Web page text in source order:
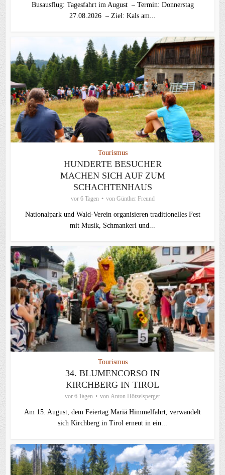
Busausflug: Tagesfahrt im August – Termin: Donnerstag
27.08.2026 – Ziel: Kals am...
Tourismus
HUNDERTE BESUCHER
MACHEN SICH AUF ZUM
SCHACHTENHAUS
vor 6 Tagen von Günther Freund
Nationalpark und Wald-Verein organisieren traditionelles Fest
mit Musik, Schmankerl und...
Tourismus
34. BLUMENCORSO IN
KIRCHBERG IN TIROL
vor 6 Tagen von Anton Hötzelsperger
Am 15. August, dem Feiertag Mariä Himmelfahrt, verwandelt
sich Kirchberg in Tirol erneut in ein...